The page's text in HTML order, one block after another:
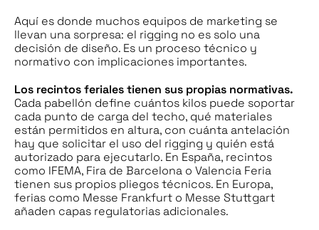
Aquí es donde muchos equipos de marketing se
llevan una sorpresa: el rigging no es solo una
decisión de diseño. Es un proceso técnico y
normativo con implicaciones importantes.
Los recintos feriales tienen sus propias normativas.
Cada pabellón define cuántos kilos puede soportar
cada punto de carga del techo, qué materiales
están permitidos en altura, con cuánta antelación
hay que solicitar el uso del rigging y quién está
autorizado para ejecutarlo. En España, recintos
como IFEMA, Fira de Barcelona o Valencia Feria
tienen sus propios pliegos técnicos. En Europa,
ferias como Messe Frankfurt o Messe Stuttgart
añaden capas regulatorias adicionales.